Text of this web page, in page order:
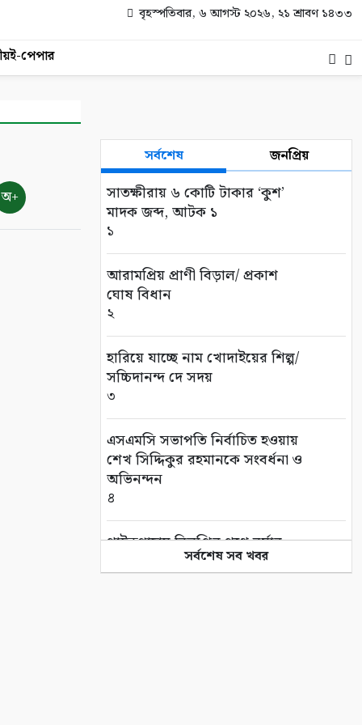
বৃহস্পতিবার, ৬ আগস্ট ২০২৬, ২১ শ্রাবণ ১৪৩৩
ই-পেপার
অ+
সর্বশেষ জনপ্রিয়
সাতক্ষীরায় ৬ কোটি টাকার ‘কুশ’
মাদক জব্দ, আটক ১
১
আরামপ্রিয় প্রাণী বিড়াল/ প্রকাশ
ঘোষ বিধান
২
হারিয়ে যাচ্ছে নাম খোদাইয়ের শিল্প/
সচ্চিদানন্দ দে সদয়
৩
এসএমসি সভাপতি নির্বাচিত হওয়ায়
শেখ সিদ্দিকুর রহমানকে সংবর্ধনা ও
অভিনন্দন
৪
পাইকগাছায় বিলুপ্তির পথে বর্ষার
সর্বশেষ সব খবর